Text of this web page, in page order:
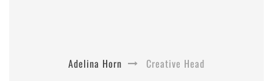
Adelina Horn Creative Head